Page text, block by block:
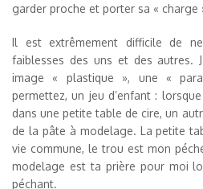
garder proche et porter sa « charge
Il est extrêmement difficile de
faiblesses des uns et des autres.
image « plastique », une «
permettez, un jeu d’enfant :
dans une petite table de cire, un
de la pâte à modelage. La petite
vie commune, le trou est mon
modelage est ta prière pour moi
péchant.